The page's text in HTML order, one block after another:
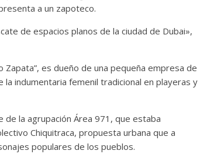
a un zapoteco.
de espacios planos de la ciudad de Dubai»,
Zapata”, es dueño de una pequeña empresa de
indumentaria femenil tradicional en playeras y
la agrupación Área 971, que estaba
Chiquitraca, propuesta urbana que a
populares de los pueblos.